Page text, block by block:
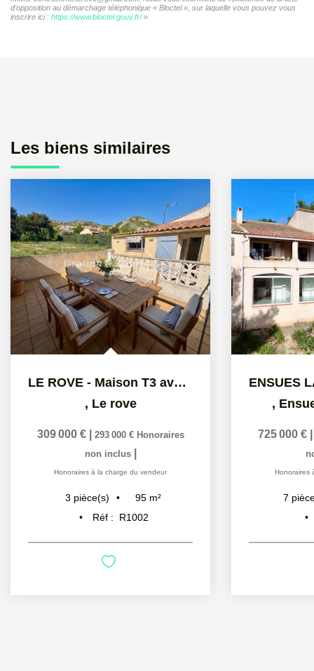
d'opposition au démarchage téléphonique « Bloctel », sur laquelle vous pouvez vous
inscrire ici : https://www.bloctel.gouv.fr/»
Les biens similaires
LE ROVE - Maison T3 avec studio indépendant et vue dégagée
, Le rove
309 000 € 293 000 € Honoraires
non inclus
Honoraires à la charge du vendeur
3 pièce(s) 95 m²
Réf :
R1002
,
725 000 €
Honoraires
7